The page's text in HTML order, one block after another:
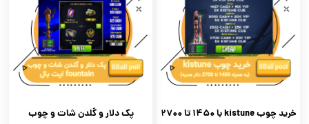
خرید چوب kistune با 1450 تا 2700
پک دلار و گلدن شات و چوب